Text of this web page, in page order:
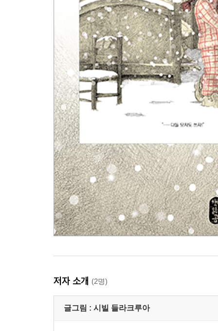
저자 소개 (2명)
글그림 : 시빌 들라크루아